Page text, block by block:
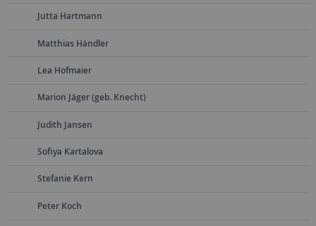
Jutta Hartmann
Matthias Händler
Lea Hofmaier
Marion Jäger (geb. Knecht)
Judith Jansen
Sofiya Kartalova
Stefanie Kern
Peter Koch